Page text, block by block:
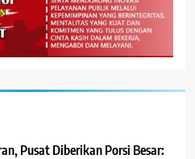
Pusat Diberikan Porsi Besar: